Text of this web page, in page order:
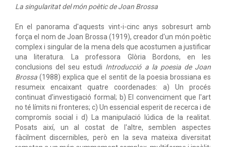
La singularitat del món poètic de Joan Brossa
En el panorama d'aquests vint-i-cinc anys sobresurt amb
força el nom de Joan Brossa (1919), creador d'un món poètic
complex i singular de la mena dels que acostumen a justificar
una literatura. La professora Glòria Bordons, en les
conclusions del seu estudi Introducció a la poesia de Joan
Brossa (1988) explica que el sentit de la poesia brossiana es
resumeix encaixant quatre coordenades: a) Un procés
continuat d'investigació formal; b) El convenciment que l'art
no té límits ni fronteres; c) Un essencial esperit de recerca i de
compromís social i d) La manipulació lúdica de la realitat.
Posats així, un al costat de l'altre, semblen aspectes
fàcilment discernibles, però en la seva mateixa diversitat